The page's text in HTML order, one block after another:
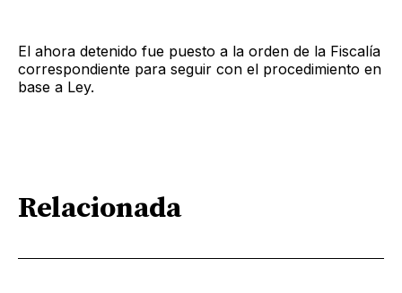
El ahora detenido fue puesto a la orden de la Fiscalía
correspondiente para seguir con el procedimiento en
base a Ley.
Relacionada